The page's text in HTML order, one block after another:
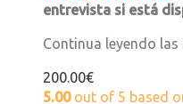
entrevista si está
Continua leyendo
200.00€
5.00out of 5 based